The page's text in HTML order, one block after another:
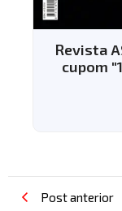
Revista
cupom
Post anterior